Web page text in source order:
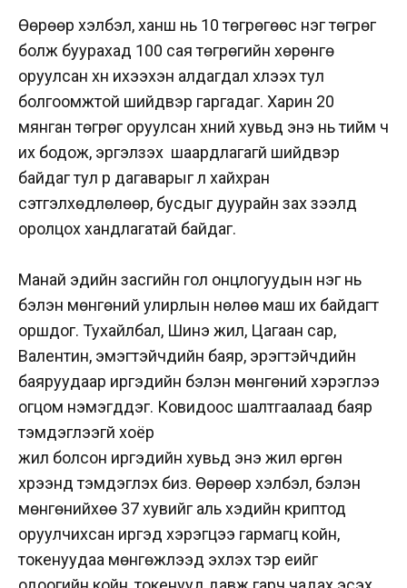
Өөрөөр хэлбэл, ханш нь 10 төгрөгөөс нэг төгрөг
болж буурахад 100 сая төгрөгийн хөрөнгө
оруулсан хүн ихээхэн алдагдал хүлээх тул
болгоомжтой шийдвэр гаргадаг. Харин 20
мянган төгрөг оруулсан хүний хувьд энэ нь тийм ч
их бодож, эргэлзэх шаардлагагүй шийдвэр
байдаг тул үр дагаварыг үл хайхран
сэтгэлхөдлөлөөр, бусдыг дуурайн зах зээлд
оролцох хандлагатай байдаг.
Манай эдийн засгийн гол онцлогуудын нэг нь
бэлэн мөнгөний улирлын нөлөө маш их байдагт
оршдог. Тухайлбал, Шинэ жил, Цагаан сар,
Валентин, эмэгтэйчүүдийн баяр, эрэгтэйчүүдийн
баяруудаар иргэдийн бэлэн мөнгөний хэрэглээ
огцом нэмэгддэг. Ковидоос шалтгаалаад баяр
тэмдэглээгүй хоёр
жил болсон иргэдийн хувьд энэ жил өргөн
хүрээнд тэмдэглэх биз. Өөрөөр хэлбэл, бэлэн
мөнгөнийхөө 37 хувийг аль хэдийн криптод
оруулчихсан иргэд хэрэгцээ гармагц койн,
токенуудаа мөнгөжүүлээд эхлэх тэр үеийг